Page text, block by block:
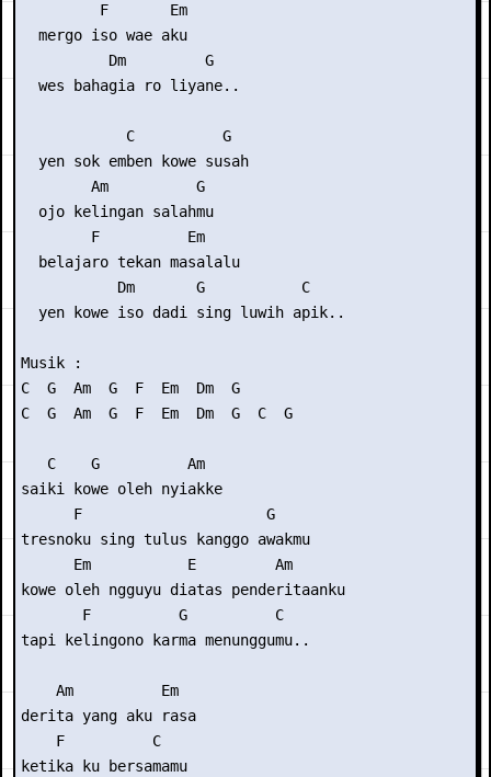
         F       Em
  mergo iso wae aku
          Dm         G
  wes bahagia ro liyane..
            C          G
  yen sok emben kowe susah
        Am          G
  ojo kelingan salahmu
        F          Em
  belajaro tekan masalalu
           Dm       G           C
  yen kowe iso dadi sing luwih apik..
Musik :
C  G  Am  G  F  Em  Dm  G
C  G  Am  G  F  Em  Dm  G  C  G
   C    G          Am
saiki kowe oleh nyiakke
      F                     G
tresnoku sing tulus kanggo awakmu
      Em           E         Am
kowe oleh ngguyu diatas penderitaanku
       F          G          C
tapi kelingono karma menunggumu..
    Am          Em
derita yang aku rasa
    F          C
ketika ku bersamamu